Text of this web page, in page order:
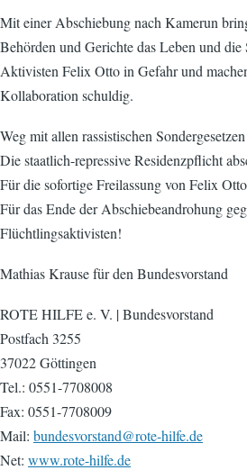
Mit einer Abschiebung nach Kamerun
Behörden und Gerichte das Leben und die
Aktivisten Felix Otto in Gefahr und
Kollaboration schuldig.
Weg mit allen rassistischen
Die staatlich-repressive Residenzpflicht
Für die sofortige Freilassung von Felix
Für das Ende der Abschiebeandrohung
Flüchtlingsaktivisten!
Mathias Krause für den Bundesvorstand
ROTE HILFE e. V. | Bundesvorstand
Postfach 3255
37022 Göttingen
Tel.: 0551-7708008
Fax: 0551-7708009
Mail: bundesvorstand@rote-hilfe.de
Net: www.rote-hilfe.de